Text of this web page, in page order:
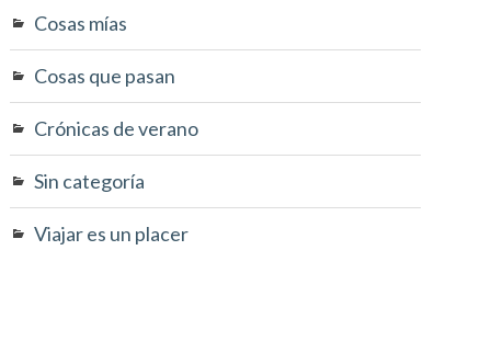
Cosas mías
Cosas que pasan
Crónicas de verano
Sin categoría
Viajar es un placer